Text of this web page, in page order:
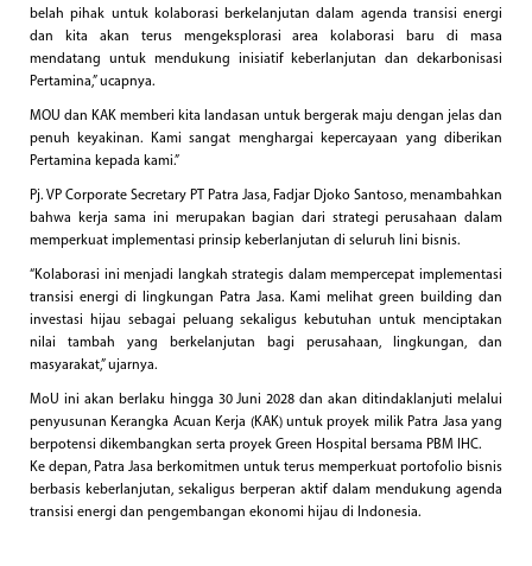
belah pihak untuk kolaborasi berkelanjutan dalam agenda transisi energi
dan kita akan terus mengeksplorasi area kolaborasi baru di masa
mendatang untuk mendukung inisiatif keberlanjutan dan dekarbonisasi
Pertamina,” ucapnya.
MOU dan KAK memberi kita landasan untuk bergerak maju dengan jelas dan
penuh keyakinan. Kami sangat menghargai kepercayaan yang diberikan
Pertamina kepada kami.”
Pj. VP Corporate Secretary PT Patra Jasa, Fadjar Djoko Santoso, menambahkan
bahwa kerja sama ini merupakan bagian dari strategi perusahaan dalam
memperkuat implementasi prinsip keberlanjutan di seluruh lini bisnis.
“Kolaborasi ini menjadi langkah strategis dalam mempercepat implementasi
transisi energi di lingkungan Patra Jasa. Kami melihat green building dan
investasi hijau sebagai peluang sekaligus kebutuhan untuk menciptakan
nilai tambah yang berkelanjutan bagi perusahaan, lingkungan, dan
masyarakat,” ujarnya.
MoU ini akan berlaku hingga 30 Juni 2028 dan akan ditindaklanjuti melalui
penyusunan Kerangka Acuan Kerja (KAK) untuk proyek milik Patra Jasa yang
berpotensi dikembangkan serta proyek Green Hospital bersama PBM IHC.
Ke depan, Patra Jasa berkomitmen untuk terus memperkuat portofolio bisnis
berbasis keberlanjutan, sekaligus berperan aktif dalam mendukung agenda
transisi energi dan pengembangan ekonomi hijau di Indonesia.